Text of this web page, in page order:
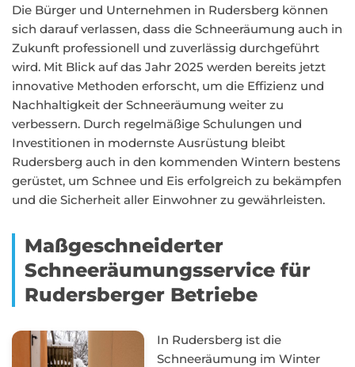
Die Bürger und Unternehmen in Rudersberg können
sich darauf verlassen, dass die Schneeräumung auch in
Zukunft professionell und zuverlässig durchgeführt
wird. Mit Blick auf das Jahr 2025 werden bereits jetzt
innovative Methoden erforscht, um die Effizienz und
Nachhaltigkeit der Schneeräumung weiter zu
verbessern. Durch regelmäßige Schulungen und
Investitionen in modernste Ausrüstung bleibt
Rudersberg auch in den kommenden Wintern bestens
gerüstet, um Schnee und Eis erfolgreich zu bekämpfen
und die Sicherheit aller Einwohner zu gewährleisten.
Maßgeschneiderter
Schneeräumungsservice für
Rudersberger Betriebe
In Rudersberg ist die
Schneeräumung im Winter